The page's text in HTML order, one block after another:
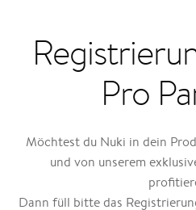
Pro
Möchtest du Nuki in dein
und von unserem
Dann füll bitte das